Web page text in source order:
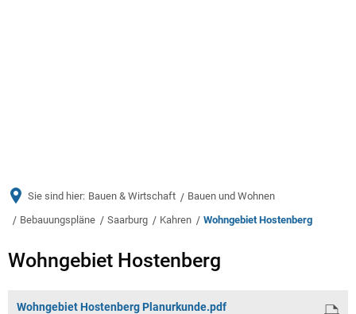
Sie sind hier: Bauen & Wirtschaft
Bauen und Wohnen
Bebauungspläne
Saarburg Kahren Wohngebiet Hostenberg
Wohngebiet
Wohngebiet Hostenberg
Wohngebiet Hostenberg Planurkunde.pdf